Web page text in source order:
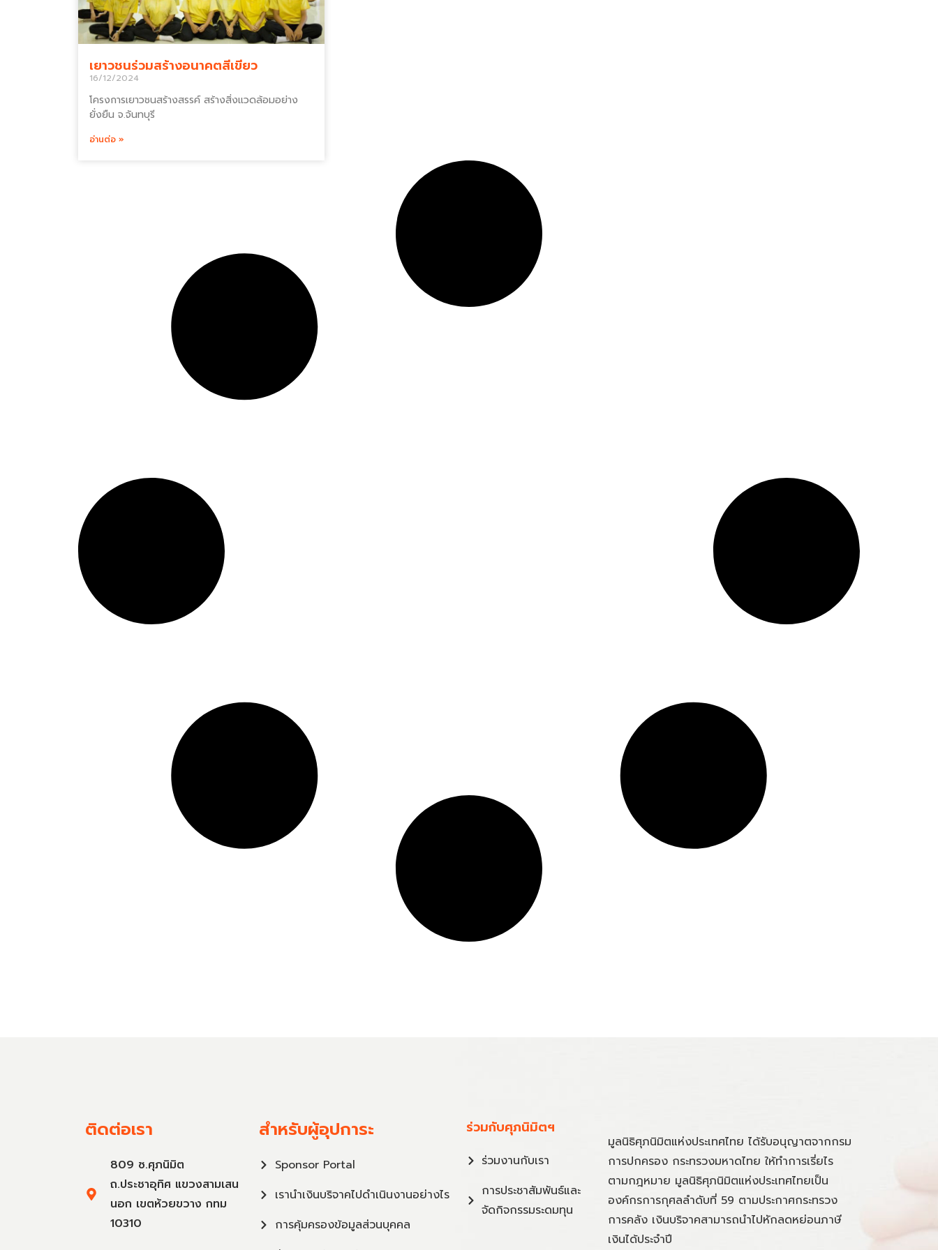
เยาวชนร่วมสร้างอนาคตสีเขียว
16/12/2024
โครงการเยาวชนสร้างสรรค์ สร้างสิ่งแวดล้อมอย่าง
ยั่งยืน จ.จันทบุรี
อ่านต่อ »
ติดต่อเรา
809 ซ.ศุภนิมิต
ถ.ประชาอุทิศ แขวงสามเสน
นอก เขตห้วยขวาง กทม
10310
สำหรับผู้อุปการะ
Sponsor Portal
เรานำเงินบริจาคไปดำเนินงานอย่างไร
การคุ้มครองข้อมูลส่วนบุคคล
ร่วมกับศุภนิมิตฯ
ร่วมงานกับเรา
การประชาสัมพันธ์และ
จัดกิจกรรมระดมทุน
มูลนิธิศุภนิมิตแห่งประเทศไทย ได้รับอนุญาตจากกรม
การปกครอง กระทรวงมหาดไทย ให้ทำการเรี่ยไร
ตามกฎหมาย มูลนิธิศุภนิมิตแห่งประเทศไทยเป็น
องค์กรการกุศลลำดับที่ 59 ตามประกาศกระทรวง
การคลัง เงินบริจาคสามารถนำไปหักลดหย่อนภาษี
เงินได้ประจำปี